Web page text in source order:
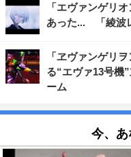
「エヴァンゲリ
あった... 「綾波
「ヱヴァンゲリ
る“エヴァ13号機
ーム
今、あ